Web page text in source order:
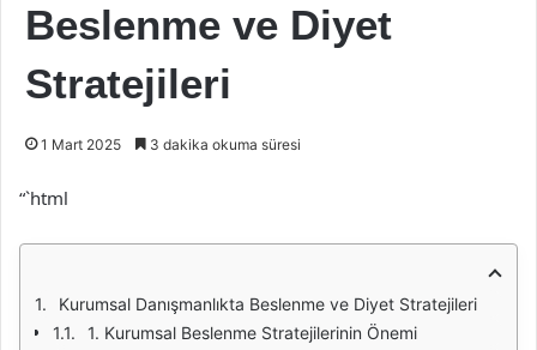
Beslenme ve Diyet
Stratejileri
1 Mart 2025 3 dakika okuma süresi
“`html
Kurumsal Danışmanlıkta Beslenme ve Diyet Stratejileri
1. Kurumsal Beslenme Stratejilerinin Önemi